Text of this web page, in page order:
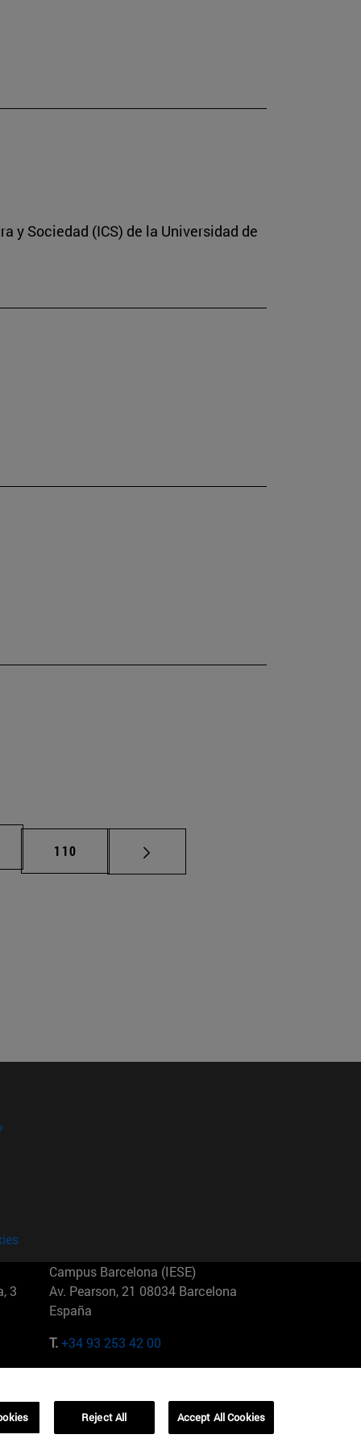
y Sociedad (ICS) de la Universidad de
Página
110
3
Campus Barcelona (IESE)
Av. Pearson, 21 08034 Barcelona
España
T.+34 93 253 42 00
01321001 Bela Vista Brasil
Reject All Accept All Cookies